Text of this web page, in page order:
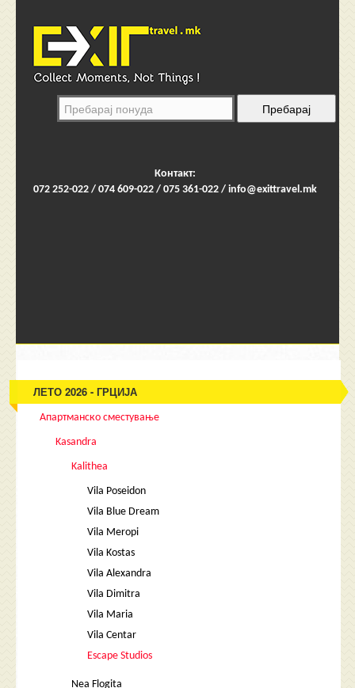
Контакт:
072 252-022 / 074 609-022 / 075 361-022 / info@exittravel.mk
ЛЕТО 2026 - ГРЦИЈА
Апартманско сместување
Kasandra
Kalithea
Vila Poseidon
Vila Blue Dream
Vila Meropi
Vila Kostas
Vila Alexandra
Vila Dimitra
Vila Maria
Vila Centar
Escape Studios
Nea Flogita